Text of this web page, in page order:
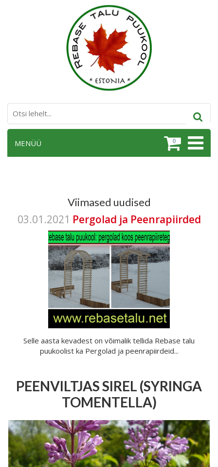
0
MENÜÜ
Viimased uudised
03.01.2021 Pergolad ja Peenrapiirded
Selle aasta kevadest on võimalik tellida Rebase talu
puukoolist ka Pergolad ja peenrapiirdeid...
PEENVILTJAS SIREL (SYRINGA
TOMENTELLA)